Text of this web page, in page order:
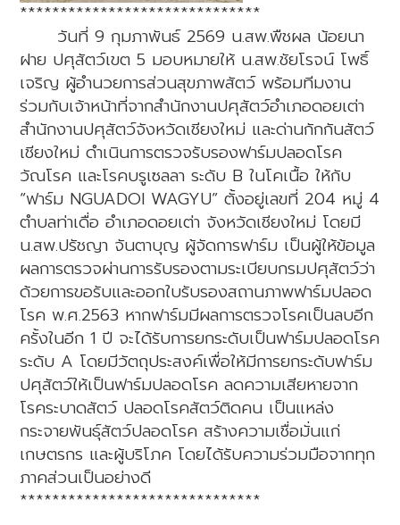
******************************
วันที่ 9 กุมภาพันธ์ 2569 น.สพ.พืชผล น้อยนา
ฝาย ปศุสัตว์เขต 5 มอบหมายให้ น.สพ.ชัยโรจน์ โพธิ์
เจริญ ผู้อำนวยการส่วนสุขภาพสัตว์ พร้อมทีมงาน
ร่วมกับเจ้าหน้าที่จากสำนักงานปศุสัตว์อำเภอดอยเต่า
สำนักงานปศุสัตว์จังหวัดเชียงใหม่ และด่านกักกันสัตว์
เชียงใหม่ ดำเนินการตรวจรับรองฟาร์มปลอดโรค
วัณโรค และโรคบรูเซลลา ระดับ B ในโคเนื้อ ให้กับ
“ฟาร์ม NGUADOI WAGYU” ตั้งอยู่เลขที่ 204 หมู่ 4
ตำบลท่าเดื่อ อำเภอดอยเต่า จังหวัดเชียงใหม่ โดยมี
น.สพ.ปรัชญา จันตาบุญ ผู้จัดการฟาร์ม เป็นผู้ให้ข้อมูล
ผลการตรวจผ่านการรับรองตามระเบียบกรมปศุสัตว์ว่า
ด้วยการขอรับและออกใบรับรองสถานภาพฟาร์มปลอด
โรค พ.ศ.2563 หากฟาร์มมีผลการตรวจโรคเป็นลบอีก
ครั้งในอีก 1 ปี จะได้รับการยกระดับเป็นฟาร์มปลอดโรค
ระดับ A โดยมีวัตถุประสงค์เพื่อให้มีการยกระดับฟาร์ม
ปศุสัตว์ให้เป็นฟาร์มปลอดโรค ลดความเสียหายจาก
โรคระบาดสัตว์ ปลอดโรคสัตว์ติดคน เป็นแหล่ง
กระจายพันธุ์สัตว์ปลอดโรค สร้างความเชื่อมั่นแก่
เกษตรกร และผู้บริโภค โดยได้รับความร่วมมือจากทุก
ภาคส่วนเป็นอย่างดี
******************************